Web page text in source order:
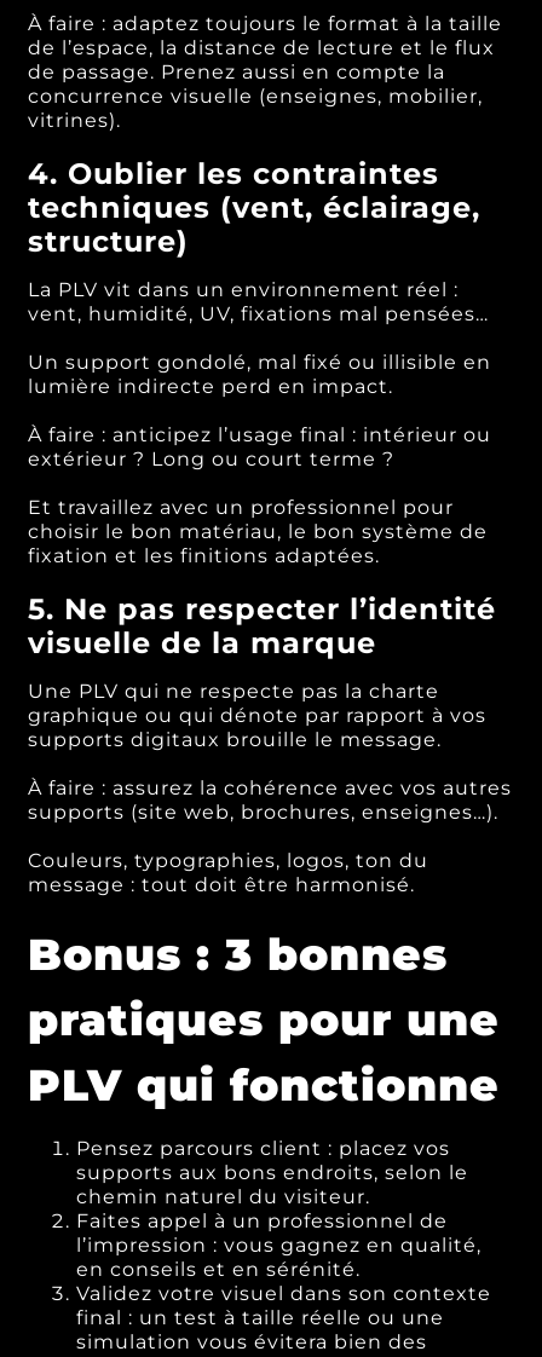
À faire : adaptez toujours le format à la taille
de l’espace, la distance de lecture et le flux
de passage. Prenez aussi en compte la
concurrence visuelle (enseignes, mobilier,
vitrines).
4. Oublier les contraintes
techniques (vent, éclairage,
structure)
La PLV vit dans un environnement réel :
vent, humidité, UV, fixations mal pensées…
Un support gondolé, mal fixé ou illisible en
lumière indirecte perd en impact.
À faire : anticipez l’usage final : intérieur ou
extérieur ? Long ou court terme ?
Et travaillez avec un professionnel pour
choisir le bon matériau, le bon système de
fixation et les finitions adaptées.
5. Ne pas respecter l’identité
visuelle de la marque
Une PLV qui ne respecte pas la charte
graphique ou qui dénote par rapport à vos
supports digitaux brouille le message.
À faire : assurez la cohérence avec vos autres
supports (site web, brochures, enseignes…).
Couleurs, typographies, logos, ton du
message : tout doit être harmonisé.
Bonus : 3 bonnes
pratiques pour une
PLV qui fonctionne
Pensez parcours client : placez vos
supports aux bons endroits, selon le
chemin naturel du visiteur.
Faites appel à un professionnel de
l’impression : vous gagnez en qualité,
en conseils et en sérénité.
Validez votre visuel dans son contexte
final : un test à taille réelle ou une
simulation vous évitera bien des